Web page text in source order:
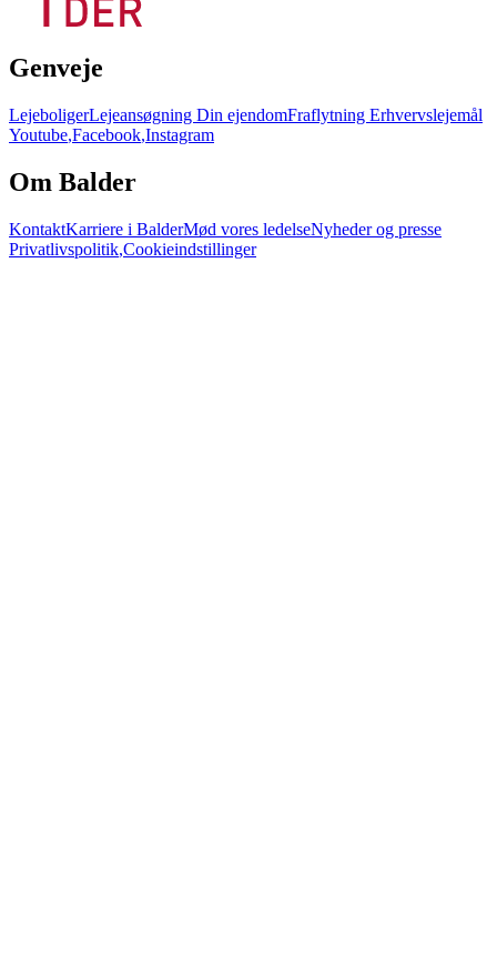
Genveje
LejeboligerLejeansøgning Din ejendomFraflytning Erhvervslejemål
Youtube,Facebook,Instagram
Om Balder
KontaktKarriere i BalderMød vores ledelseNyheder og presse
Privatlivspolitik,Cookieindstillinger